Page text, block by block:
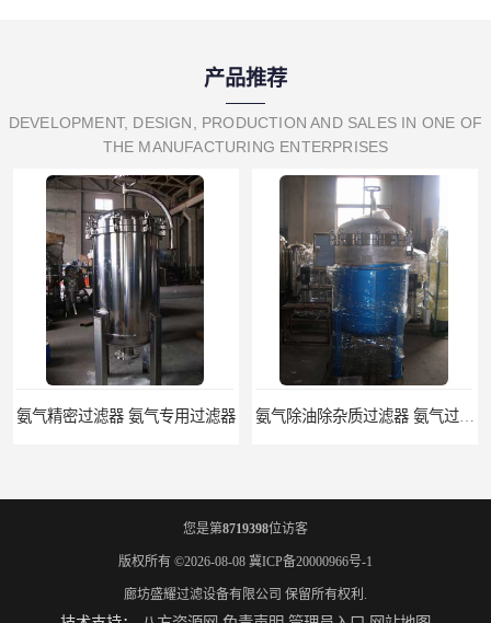
产品推荐
DEVELOPMENT, DESIGN, PRODUCTION AND SALES IN ONE OF
THE MANUFACTURING ENTERPRISES
氨气精密过滤器 氨气专用过滤器 氨气除油除杂质过滤器 氨气过滤器生产厂家
您是第8719398位访客
版权所有 ©2026-08-08 冀ICP备20000966号-1
廊坊盛耀过滤设备有限公司 保留所有权利.